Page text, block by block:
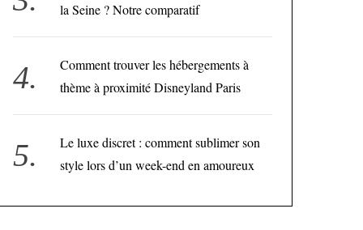
la Seine ? Notre comparatif
Comment trouver les hébergements à
thème à proximité Disneyland Paris
Le luxe discret : comment sublimer son
style lors d’un week-end en amoureux